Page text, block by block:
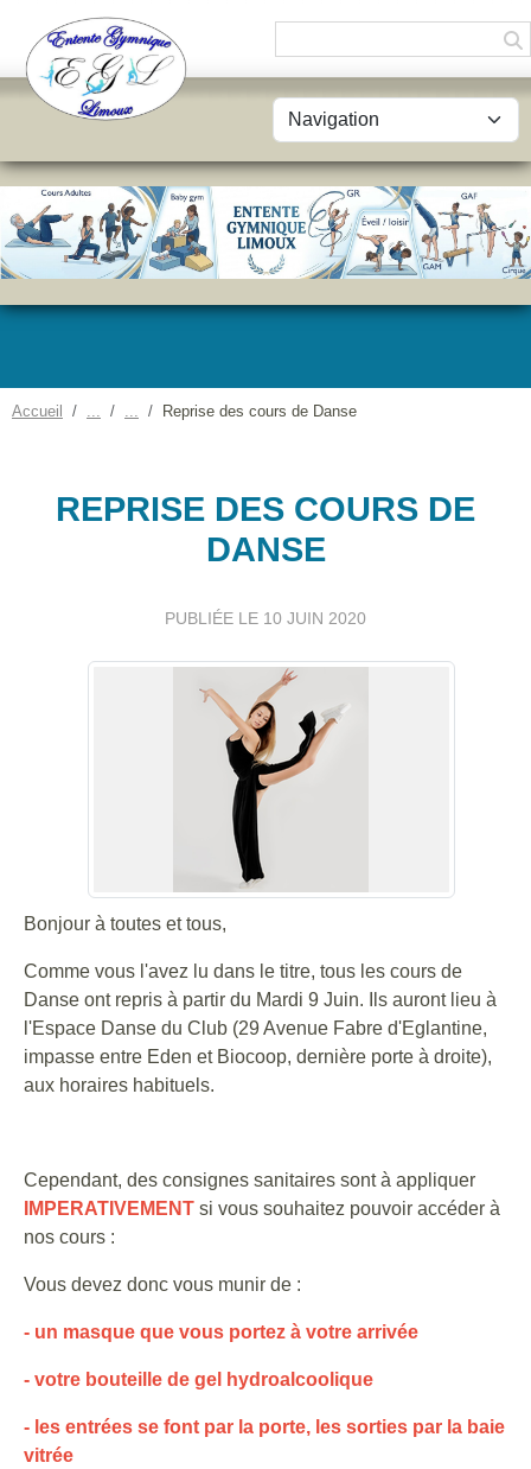
Accueil Reprise des cours de Danse
REPRISE DES COURS DE
DANSE
PUBLIÉE LE 10 JUIN 2020
Bonjour à toutes et tous,
Comme vous l'avez lu dans le titre, tous les cours de
Danse ont repris à partir du Mardi 9 Juin. Ils auront lieu à
l'Espace Danse du Club (29 Avenue Fabre d'Eglantine,
impasse entre Eden et Biocoop, dernière porte à droite),
aux horaires habituels.
Cependant, des consignes sanitaires sont à appliquer
IMPERATIVEMENT si vous souhaitez pouvoir accéder à
nos cours :
Vous devez donc vous munir de :
- un masque que vous portez à votre arrivée
- votre bouteille de gel hydroalcoolique
- les entrées se font par la porte, les sorties par la baie
vitrée
Panneau de gestion des cookies